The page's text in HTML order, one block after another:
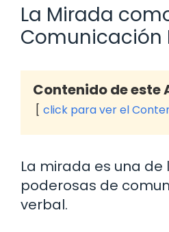
La Mirada
Comunicación
Contenido de este
click para ver el
La mirada es una
poderosas de
verbal.